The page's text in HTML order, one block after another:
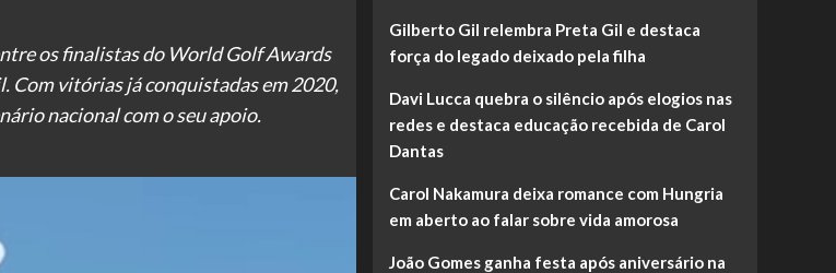
os finalistas do World Golf Awards
Com vitórias já conquistadas em 2020,
nacional com o seu apoio.
Gilberto Gil relembra Preta Gil e destaca
força do legado deixado pela filha
Davi Lucca quebra o silêncio após elogios nas
redes e destaca educação recebida de Carol
Dantas
Carol Nakamura deixa romance com Hungria
em aberto ao falar sobre vida amorosa
João Gomes ganha festa após aniversário na